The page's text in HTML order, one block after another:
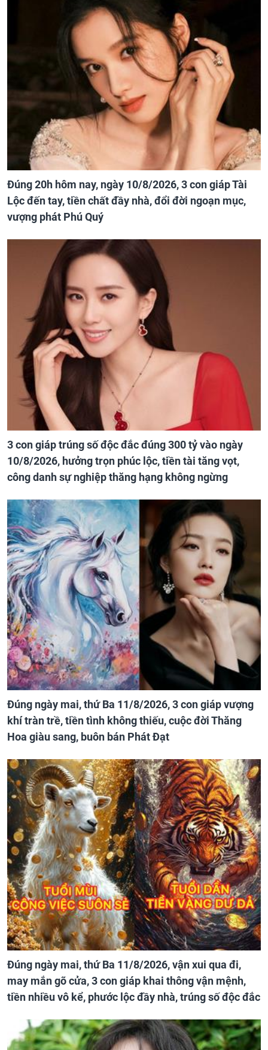
Đúng 20h hôm nay, ngày 10/8/2026, 3 con giáp Tài
Lộc đến tay, tiền chất đầy nhà, đổi đời ngoạn mục,
vượng phát Phú Quý
3 con giáp trúng số độc đắc đúng 300 tỷ vào ngày
10/8/2026, hưởng trọn phúc lộc, tiền tài tăng vọt,
công danh sự nghiệp thăng hạng không ngừng
Đúng ngày mai, thứ Ba 11/8/2026, 3 con giáp vượng
khí tràn trề, tiền tình không thiếu, cuộc đời Thăng
Hoa giàu sang, buôn bán Phát Đạt
Đúng ngày mai, thứ Ba 11/8/2026, vận xui qua đi,
may mắn gõ cửa, 3 con giáp khai thông vận mệnh,
tiền nhiều vô kể, phước lộc đầy nhà, trúng số độc đắc